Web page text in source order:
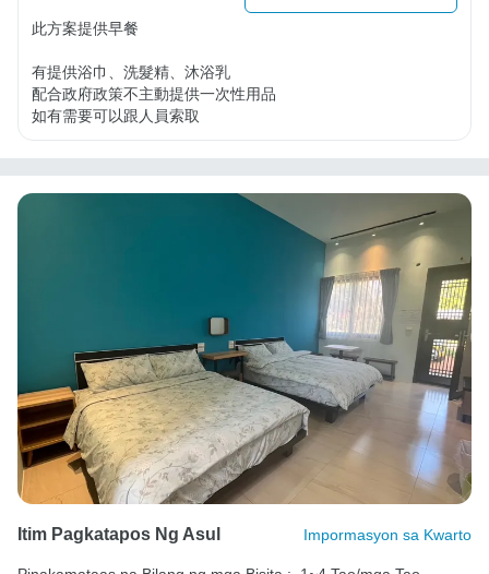
此方案提供早餐
有提供浴巾、洗髮精、沐浴乳
配合政府政策不主動提供一次性用品
如有需要可以跟人員索取
Itim Pagkatapos Ng Asul Impormasyon sa Kwarto